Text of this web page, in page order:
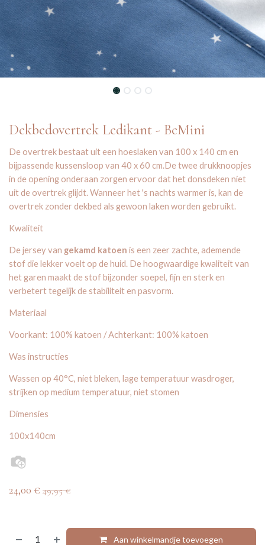
Dekbedovertrek Ledikant - BeMini
De overtrek bestaat uit een hoeslaken van 100 x 140 cm en
bijpassende kussensloop van 40 x 60 cm.De twee drukknoopjes
in de opening onderaan zorgen ervoor dat het donsdeken niet
uit de overtrek glijdt. Wanneer het 's nachts warmer is, kan de
overtrek zonder dekbed als gewoon laken worden gebruikt.
Kwaliteit
De jersey van gekamd katoen is een zeer zachte, ademende
stof die lekker voelt op de huid. De hoogwaardige kwaliteit van
het garen maakt de stof bijzonder soepel, fijn en sterk en
verbetert tegelijk de stabiliteit en pasvorm.
Materiaal
Voorkant: 100% katoen / Achterkant: 100% katoen
Was instructies
Wassen op 40°C, niet bleken, lage temperatuur wasdroger,
strijken op medium temperatuur, niet stomen
Dimensies
100x140cm
24,00 € 49,95€
Aan winkelmandje toevoegen